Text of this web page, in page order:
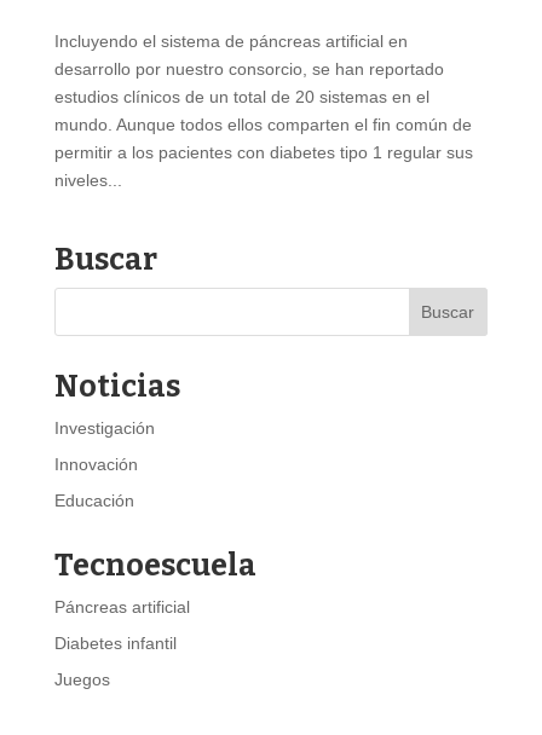
Incluyendo el sistema de páncreas artificial en
desarrollo por nuestro consorcio, se han reportado
estudios clínicos de un total de 20 sistemas en el
mundo. Aunque todos ellos comparten el fin común de
permitir a los pacientes con diabetes tipo 1 regular sus
niveles...
Buscar
Noticias
Investigación
Innovación
Educación
Tecnoescuela
Páncreas artificial
Diabetes infantil
Juegos